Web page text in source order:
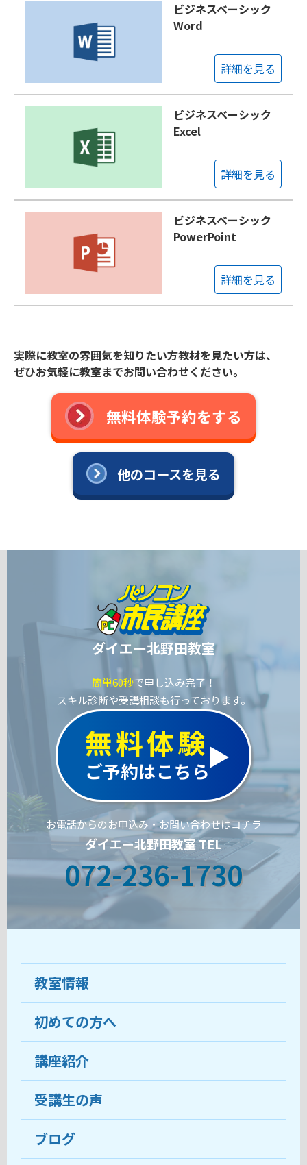
ビジネスベーシック
Word
詳細を見る
ビジネスベーシック
Excel
詳細を見る
ビジネスベーシック
PowerPoint
詳細を見る
実際に教室の雰囲気を知りたい方教材を見たい方は、
ぜひお気軽に教室までお問い合わせください。
無料体験予約をする
他のコースを見る
ダイエー北野田教室
簡単60秒で申し込み完了！
スキル診断や受講相談も行っております。
無料体験
ご予約はこちら
お電話からのお申込み・お問い合わせはコチラ
ダイエー北野田教室 TEL
072-236-1730
教室情報
教室について
受講生の声
おすすめ・人気の講座
目的から講座を探す
初めての方へ
ココがおすすめ
料金
受講までの流れ
講座紹介
受講生の声
ブログ